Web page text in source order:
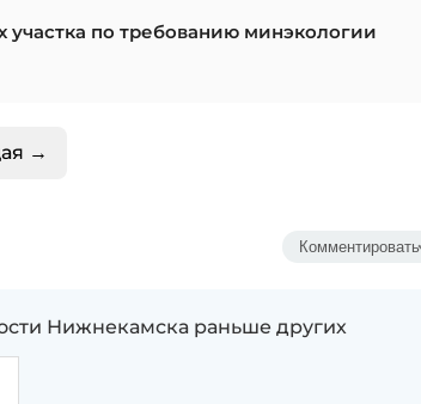
по требованию минэкологии
→
Комментировать
Нижнекамска раньше других